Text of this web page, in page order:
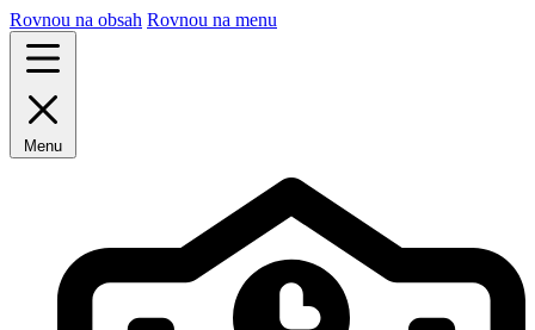
Rovnou na obsah Rovnou na menu
Menu